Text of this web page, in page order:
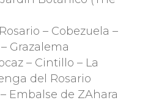
– Cobezuela –
– Grazalema
– Cintillo – La
del Rosario
Embalse de ZAhara